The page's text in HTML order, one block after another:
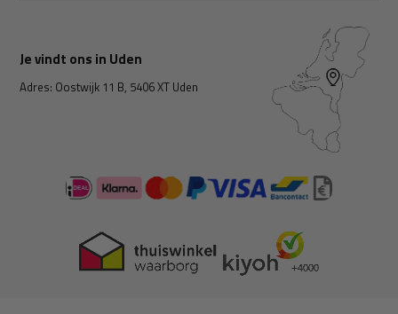
Je vindt ons in Uden
Adres: Oostwijk 11 B, 5406 XT Uden